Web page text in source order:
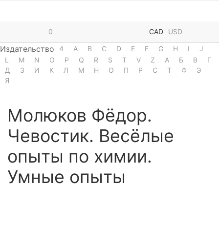
0 CAD USD
Издательство 4 A B C D E F G H I
J
L
M N O P Q R S T V Z А Б В
Г
Д
З И К Л М Н О П Р С Т Ф
Э
Я
Молюков Фёдор.
Чевостик. Весёлые
опыты по химии.
Умные опыты